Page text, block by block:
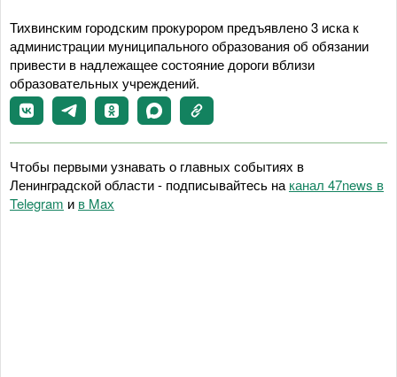
Тихвинским городским прокурором предъявлено 3 иска к
администрации муниципального образования об обязании
привести в надлежащее состояние дороги вблизи
образовательных учреждений.
Чтобы первыми узнавать о главных событиях в
Ленинградской области - подписывайтесь на канал 47news в
Telegram и в Maх